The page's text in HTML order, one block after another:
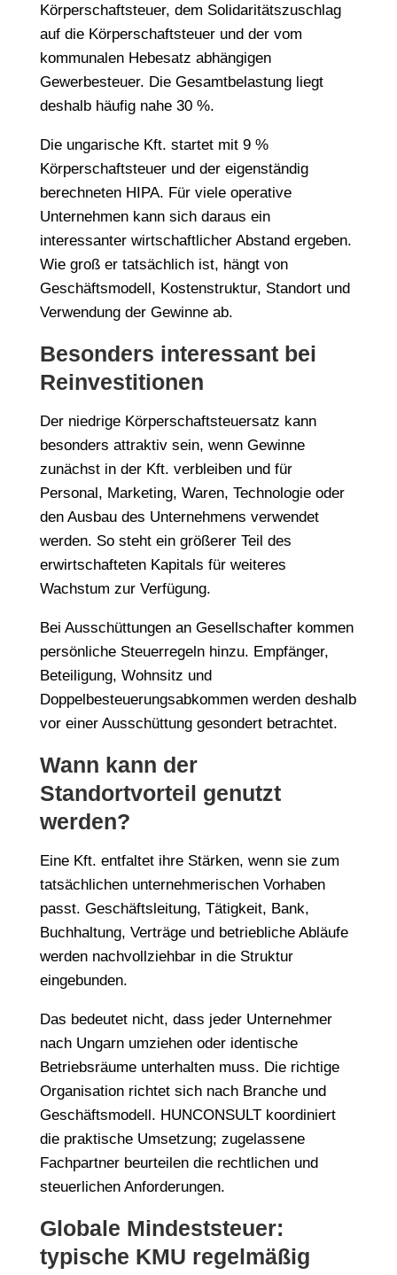
Körperschaftsteuer, dem Solidaritätszuschlag
auf die Körperschaftsteuer und der vom
kommunalen Hebesatz abhängigen
Gewerbesteuer. Die Gesamtbelastung liegt
deshalb häufig nahe 30 %.
Die ungarische Kft. startet mit 9 %
Körperschaftsteuer und der eigenständig
berechneten HIPA. Für viele operative
Unternehmen kann sich daraus ein
interessanter wirtschaftlicher Abstand ergeben.
Wie groß er tatsächlich ist, hängt von
Geschäftsmodell, Kostenstruktur, Standort und
Verwendung der Gewinne ab.
Besonders interessant bei
Reinvestitionen
Der niedrige Körperschaftsteuersatz kann
besonders attraktiv sein, wenn Gewinne
zunächst in der Kft. verbleiben und für
Personal, Marketing, Waren, Technologie oder
den Ausbau des Unternehmens verwendet
werden. So steht ein größerer Teil des
erwirtschafteten Kapitals für weiteres
Wachstum zur Verfügung.
Bei Ausschüttungen an Gesellschafter kommen
persönliche Steuerregeln hinzu. Empfänger,
Beteiligung, Wohnsitz und
Doppelbesteuerungsabkommen werden deshalb
vor einer Ausschüttung gesondert betrachtet.
Wann kann der
Standortvorteil genutzt
werden?
Eine Kft. entfaltet ihre Stärken, wenn sie zum
tatsächlichen unternehmerischen Vorhaben
passt. Geschäftsleitung, Tätigkeit, Bank,
Buchhaltung, Verträge und betriebliche Abläufe
werden nachvollziehbar in die Struktur
eingebunden.
Das bedeutet nicht, dass jeder Unternehmer
nach Ungarn umziehen oder identische
Betriebsräume unterhalten muss. Die richtige
Organisation richtet sich nach Branche und
Geschäftsmodell. HUNCONSULT koordiniert
die praktische Umsetzung; zugelassene
Fachpartner beurteilen die rechtlichen und
steuerlichen Anforderungen.
Globale Mindeststeuer:
typische KMU regelmäßig